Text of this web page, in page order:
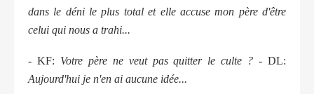
dans le déni le plus total et elle accuse mon père d'être
celui qui nous a trahi...
- KF: Votre père ne veut pas quitter le culte ?- DL:
Aujourd'hui je n'en ai aucune idée...